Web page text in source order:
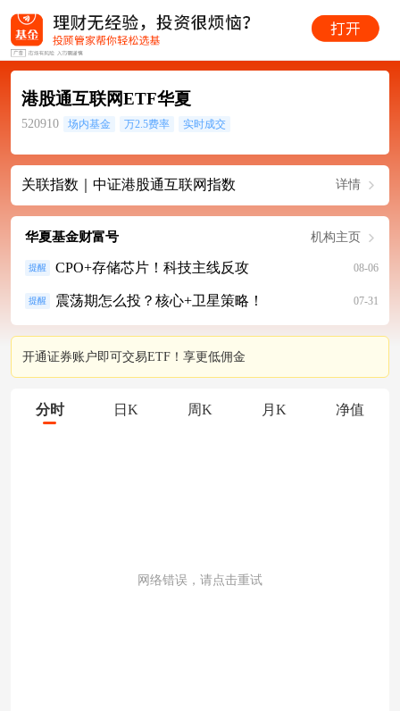
港股通互联网ETF华夏
520910 场内基金 万2.5费率 实时成交
关联指数｜中证港股通互联网指数 详情
华夏基金财富号 机构主页
提醒 CPO+存储芯片！科技主线反攻 08-06
提醒 震荡期怎么投？核心+卫星策略！ 07-31
开通证券账户即可交易ETF！享更低佣金
分时 日K 周K 月K 净值
网络错误，请点击重试